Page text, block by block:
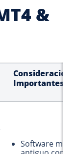
&
Importantes
Software más